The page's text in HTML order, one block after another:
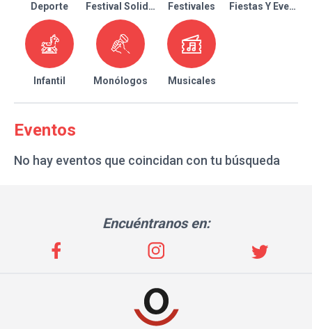
Deporte Festival Solidario Festivales Fiestas Y Eventos
Infantil Monólogos Musicales
Eventos
No hay eventos que coincidan con tu búsqueda
Encuéntranos en: